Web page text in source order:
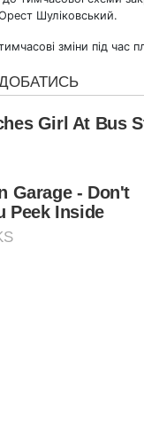
Шуліковський.
зміни під час